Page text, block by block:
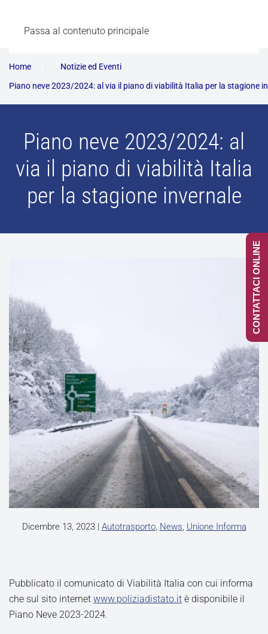
Passa al contenuto principale
Home
Notizie ed Eventi
Piano neve 2023/2024: al via il piano di viabilità Italia per la stagione
Piano neve 2023/2024: al
via il piano di viabilità Italia
per la stagione invernale
Dicembre 13, 2023| Autotrasporto, News, Unione Informa
Pubblicato il comunicato di Viabilità Italia con cui informa
che sul sito internet www.poliziadistato.it è disponibile il
Piano Neve 2023-2024.
CONTATTACI ONLINE